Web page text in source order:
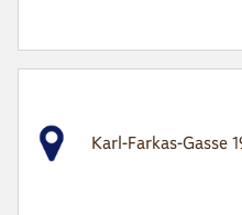
Karl-Farkas-Gasse